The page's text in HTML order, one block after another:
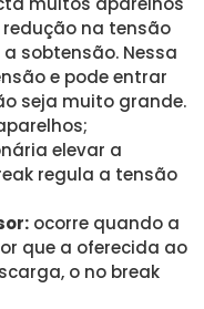
na tensão
sobtensão. Nessa
e pode entrar
seja muito grande.
elevar a
regula a tensão
ocorre quando a
que a oferecida ao
o no break